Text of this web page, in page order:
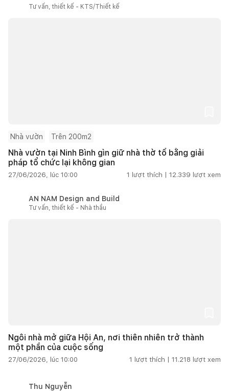
Tư vấn, thiết kế - KTS/Thiết kế
Nhà vườn Trên 200m2
Nhà vườn tại Ninh Bình gìn giữ nhà thờ tổ bằng giải
pháp tổ chức lại không gian
27/06/2026, lúc 10:00 1 lượt thích | 12.339 lượt xem
AN NAM Design and Build
Tư vấn, thiết kế - Nhà thầu
Ngôi nhà mở giữa Hội An, nơi thiên nhiên trở thành
một phần của cuộc sống
27/06/2026, lúc 10:00 1 lượt thích | 11.218 lượt xem
Thu Nguyễn